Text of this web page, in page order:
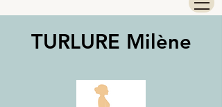
TURLURE Milène